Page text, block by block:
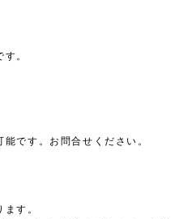
。
能です。お問合せください。
す。